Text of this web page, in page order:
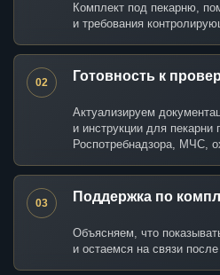
Комплект под пекарню,
и требования
02 Готовность к
Актуализируем
и инструкции для пекарни
Роспотребнадзора, МЧС,
03 Поддержка по
Объясняем, что
и остаемся на связи